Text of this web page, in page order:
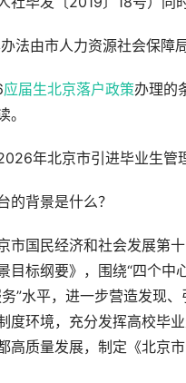
法由市人力资源社会保障
应届生北京落户政策办理的
。
年北京市引进毕业生管
的背景是什么？
市国民经济和社会发展第
目标纲要》，围绕“四个中
”水平，进一步营造发现
度环境，充分发挥高校毕
高质量发展，制定《北京